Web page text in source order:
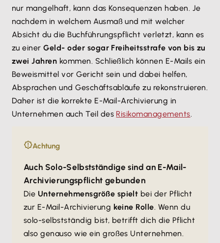
nur mangelhaft, kann das Konsequenzen haben. Je
nachdem in welchem Ausmaß und mit welcher
Absicht du die Buchführungspflicht verletzt, kann es
zu einerGeld- oder sogar Freiheitsstrafe von bis zu
zwei Jahren kommen. Schließlich können E-Mails ein
Beweismittel vor Gericht sein und dabei helfen,
Absprachen und Geschäftsabläufe zu rekonstruieren.
Daher ist die korrekte E-Mail-Archivierung in
Unternehmen auch Teil des Risikomanagements.
Achtung
Auch Solo-Selbstständige sind an E-Mail-
Archivierungspflicht gebunden
Die Unternehmensgröße spielt bei der Pflicht
zur E-Mail-Archivierung keine Rolle. Wenn du
solo-selbstständig bist, betrifft dich die Pflicht
also genauso wie ein großes Unternehmen.